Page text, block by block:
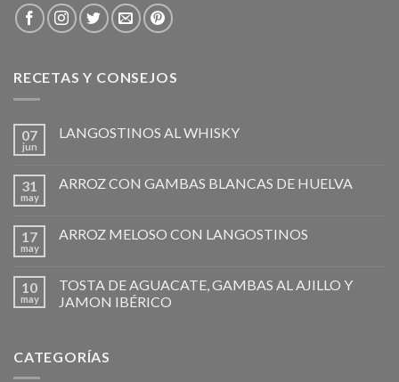
RECETAS Y CONSEJOS
07
jun
LANGOSTINOS AL WHISKY
31
may
ARROZ CON GAMBAS BLANCAS DE HUELVA
17
may
ARROZ MELOSO CON LANGOSTINOS
10
may
TOSTA DE AGUACATE, GAMBAS AL AJILLO Y
JAMON IBÉRICO
CATEGORÍAS